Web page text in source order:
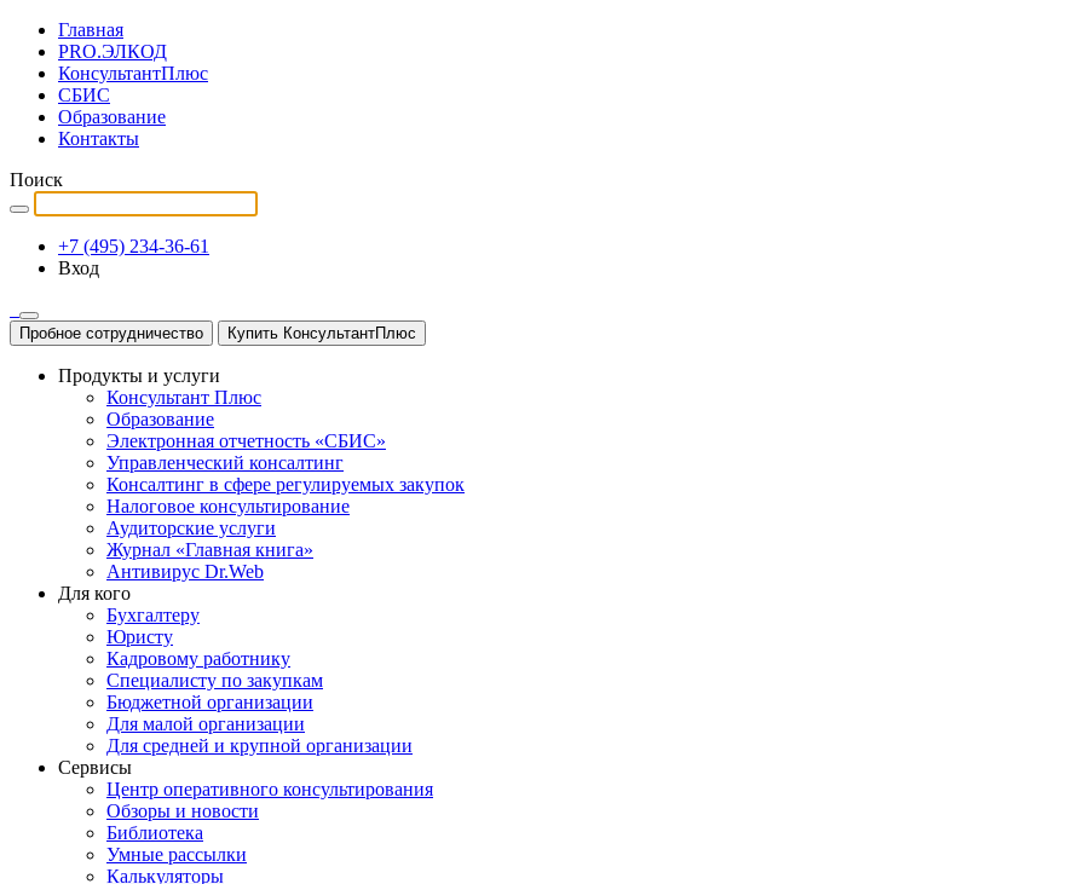
Главная
PRO.ЭЛКОД
КонсультантПлюс
СБИС
Образование
Контакты
Поиск
+7 (495) 234-36-61
Вход
Пробное сотрудничество Купить КонсультантПлюс
Продукты и услуги
Консультант Плюс
Образование
Электронная отчетность «СБИС»
Управленческий консалтинг
Консалтинг в сфере регулируемых закупок
Налоговое консультирование
Аудиторские услуги
Журнал «Главная книга»
Антивирус Dr.Web
Для кого
Бухгалтеру
Юристу
Кадровому работнику
Специалисту по закупкам
Бюджетной организации
Для малой организации
Для средней и крупной организации
Сервисы
Центр оперативного консультирования
Обзоры и новости
Библиотека
Умные рассылки
Калькуляторы